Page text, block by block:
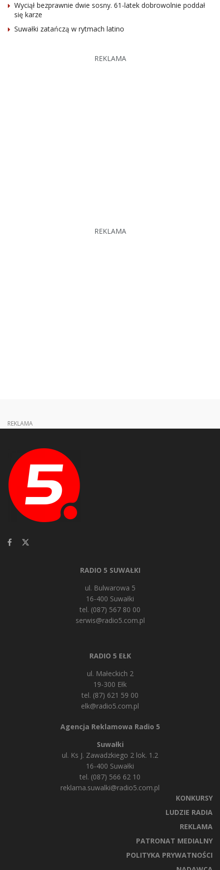
Wyciął bezprawnie dwie sosny. 61-latek dobrowolnie poddał
się karze
Suwałki zatańczą w rytmach latino
REKLAMA
REKLAMA
REKLAMA
RADIO 5 SUWAŁKI
ul. Bulwarowa 5
16-400 Suwałki
tel. (087) 567 80 00
serwis@radio5.com.pl
RADIO 5 EŁK
ul. Małeckich 2
19-300 Ełk
tel. (87) 621 59 00
elk@radio5.com.pl
Agencja Reklamowa Radio 5
Suwałki
ul. Ks J. Zawadzkiego 2 lok. 1.2
16-400 Suwałki
tel. (087) 566 62 10
reklama.suwalki@radio5.com.pl
KONKURSY
LUDZIE RADIA
REKLAMA
PATRONAT MEDIALNY
POLITYKA PRYWATNOŚCI